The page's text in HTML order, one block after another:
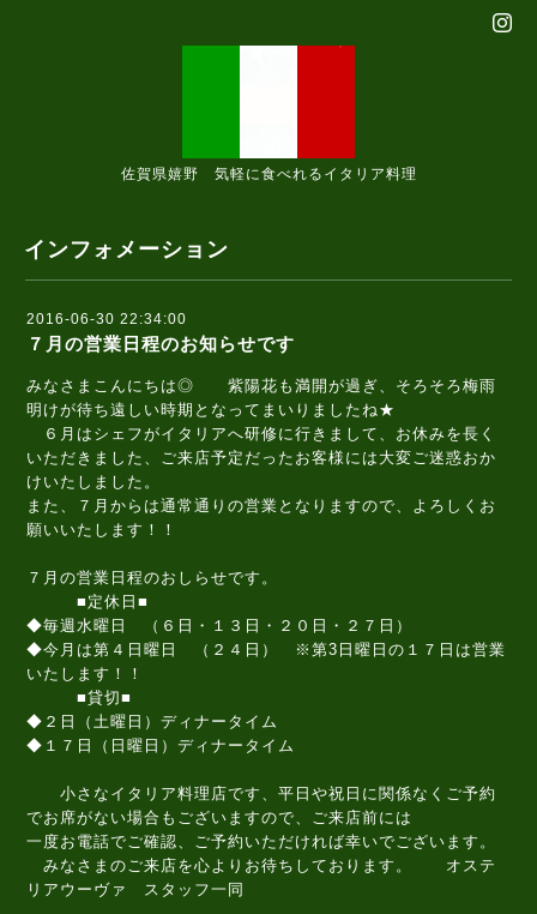
佐賀県嬉野 気軽に食べれるイタリア料理
インフォメーション
2016-06-30 22:34:00
７月の営業日程のお知らせです
みなさまこんにちは◎ 紫陽花も満開が過ぎ、そろそろ梅雨
明けが待ち遠しい時期となってまいりましたね★
６月はシェフがイタリアへ研修に行きまして、お休みを長く
いただきました、ご来店予定だったお客様には大変ご迷惑おか
けいたしました。
また、７月からは通常通りの営業となりますので、よろしくお
願いいたします！！
７月の営業日程のおしらせです。
■定休日■
◆毎週水曜日 （６日・１３日・２０日・２７日）
◆今月は第４日曜日 （２４日） ※第3日曜日の１７日は営業
いたします！！
■貸切■
◆２日（土曜日）ディナータイム
◆１７日（日曜日）ディナータイム
小さなイタリア料理店です、平日や祝日に関係なくご予約
でお席がない場合もございますので、ご来店前には
一度お電話でご確認、ご予約いただければ幸いでございます。
みなさまのご来店を心よりお待ちしております。 オステ
リアウーヴァ スタッフ一同